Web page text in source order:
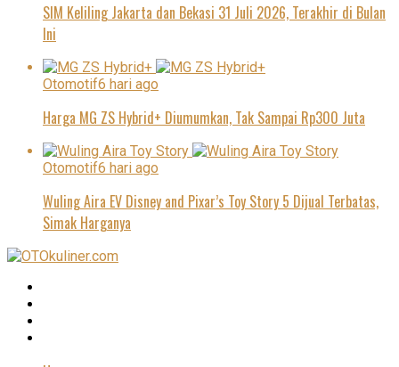
SIM Keliling Jakarta dan Bekasi 31 Juli 2026, Terakhir di Bulan
Ini
Otomotif6 hari ago
Harga MG ZS Hybrid+ Diumumkan, Tak Sampai Rp300 Juta
Otomotif6 hari ago
Wuling Aira EV Disney and Pixar’s Toy Story 5 Dijual Terbatas,
Simak Harganya